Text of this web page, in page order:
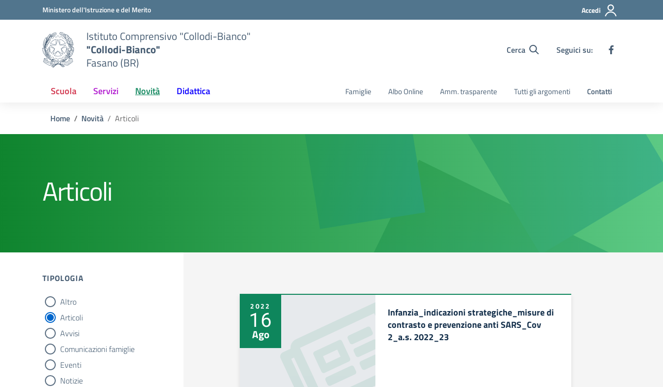
Vai ai contenuti
Vai al menu di navigazioneMinistero dell'Istruzione e del Merito Accedi
Istituto Comprensivo "Collodi-Bianco"
"Collodi-Bianco"
Fasano (BR)
Cerca Seguici su:
Scuola Servizi Novità Didattica Famiglie Albo Online Amm. trasparente Tutti gli argomenti Contatti
Home Novità Articoli
Articoli
TIPOLOGIA
tipologia di articoli
Altro
Articoli
Avvisi
Comunicazioni famiglie
Eventi
Notizie
2022
16
Ago
Infanzia_indicazioni strategiche_misure di
contrasto e prevenzione anti SARS_Cov
2_a.s. 2022_23